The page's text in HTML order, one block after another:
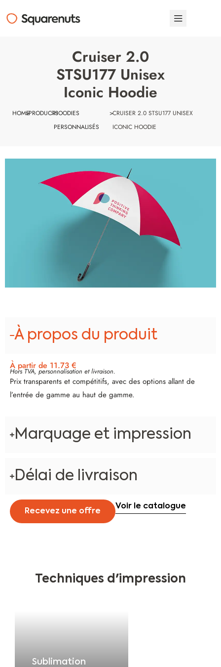
Cruiser 2.0
STSU177 Unisex
Iconic Hoodie
HOME
>PRODUCTS
>HOODIES
PERSONNALISÉS
>CRUISER 2.0 STSU177 UNISEX
ICONIC HOODIE
À propos du produit
À partir de 11.73 €
Hors TVA, personnalisation et livraison.
Prix transparents et compétitifs, avec des options allant de
l’entrée de gamme au haut de gamme.
Marquage et impression
Délai de livraison
Recevez une offre
Voir le catalogue
Techniques d'impression
Sublimation